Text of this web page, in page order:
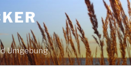
Umgebung